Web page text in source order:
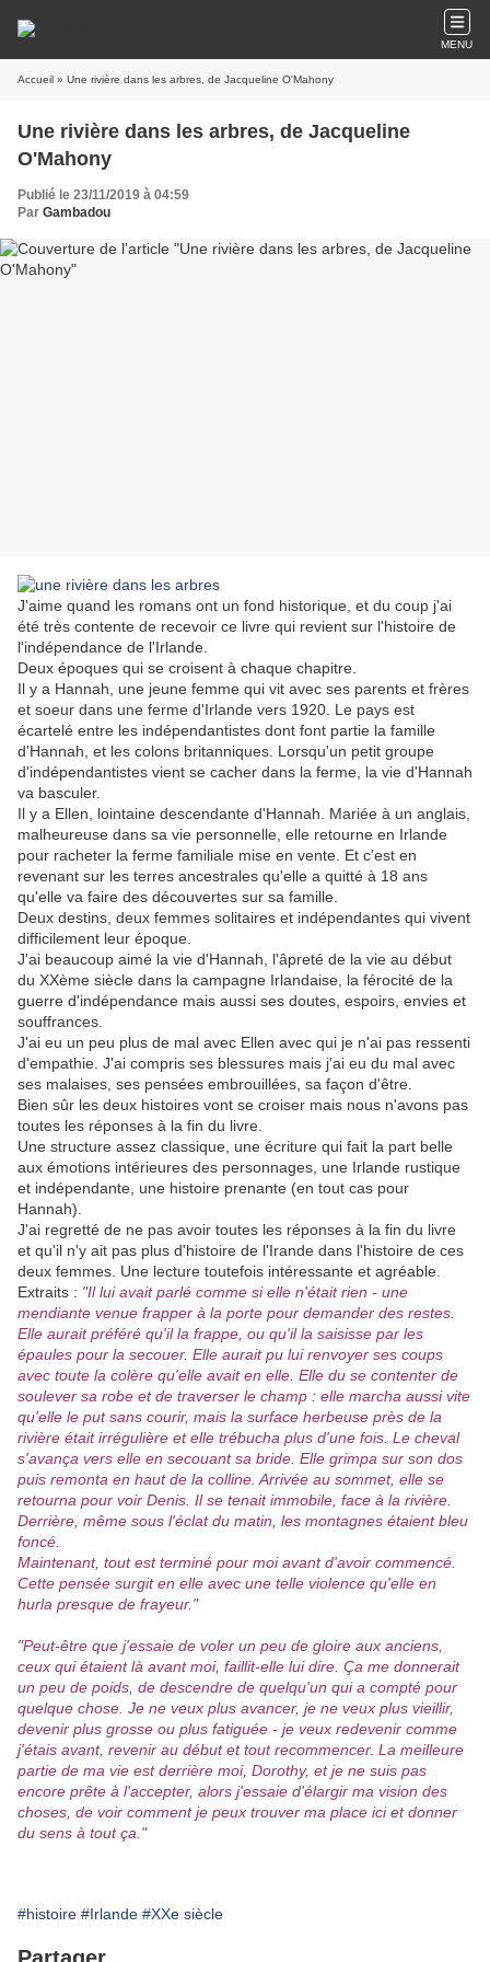
MENU
Accueil » Une rivière dans les arbres, de Jacqueline O'Mahony
Une rivière dans les arbres, de Jacqueline
O'Mahony
Publié le 23/11/2019 à 04:59
Par Gambadou
J'aime quand les romans ont un fond historique, et du coup j'ai
été très contente de recevoir ce livre qui revient sur l'histoire de
l'indépendance de l'Irlande.
Deux époques qui se croisent à chaque chapitre.
Il y a Hannah, une jeune femme qui vit avec ses parents et frères
et soeur dans une ferme d'Irlande vers 1920. Le pays est
écartelé entre les indépendantistes dont font partie la famille
d'Hannah, et les colons britanniques. Lorsqu'un petit groupe
d'indépendantistes vient se cacher dans la ferme, la vie d'Hannah
va basculer.
Il y a Ellen, lointaine descendante d'Hannah. Mariée à un anglais,
malheureuse dans sa vie personnelle, elle retourne en Irlande
pour racheter la ferme familiale mise en vente. Et c'est en
revenant sur les terres ancestrales qu'elle a quitté à 18 ans
qu'elle va faire des découvertes sur sa famille.
Deux destins, deux femmes solitaires et indépendantes qui vivent
difficilement leur époque.
J'ai beaucoup aimé la vie d'Hannah, l'âpreté de la vie au début
du XXème siècle dans la campagne Irlandaise, la férocité de la
guerre d'indépendance mais aussi ses doutes, espoirs, envies et
souffrances.
J'ai eu un peu plus de mal avec Ellen avec qui je n'ai pas ressenti
d'empathie. J'ai compris ses blessures mais j'ai eu du mal avec
ses malaises, ses pensées embrouillées, sa façon d'être.
Bien sûr les deux histoires vont se croiser mais nous n'avons pas
toutes les réponses à la fin du livre.
Une structure assez classique, une écriture qui fait la part belle
aux émotions intérieures des personnages, une Irlande rustique
et indépendante, une histoire prenante (en tout cas pour
Hannah).
J'ai regretté de ne pas avoir toutes les réponses à la fin du livre
et qu'il n'y ait pas plus d'histoire de l'Irande dans l'histoire de ces
deux femmes. Une lecture toutefois intéressante et agréable.
Extraits : "Il lui avait parlé comme si elle n'était rien - une
mendiante venue frapper à la porte pour demander des restes.
Elle aurait préféré qu'il la frappe, ou qu'il la saisisse par les
épaules pour la secouer. Elle aurait pu lui renvoyer ses coups
avec toute la colère qu'elle avait en elle. Elle du se contenter de
soulever sa robe et de traverser le champ : elle marcha aussi vite
qu'elle le put sans courir, mais la surface herbeuse près de la
rivière était irrégulière et elle trébucha plus d'une fois. Le cheval
s'avança vers elle en secouant sa bride. Elle grimpa sur son dos
puis remonta en haut de la colline. Arrivée au sommet, elle se
retourna pour voir Denis. Il se tenait immobile, face à la rivière.
Derrière, même sous l'éclat du matin, les montagnes étaient bleu
foncé.
Maintenant, tout est terminé pour moi avant d'avoir commencé.
Cette pensée surgit en elle avec une telle violence qu'elle en
hurla presque de frayeur."
"Peut-être que j'essaie de voler un peu de gloire aux anciens,
ceux qui étaient là avant moi, faillit-elle lui dire. Ça me donnerait
un peu de poids, de descendre de quelqu'un qui a compté pour
quelque chose. Je ne veux plus avancer, je ne veux plus vieillir,
devenir plus grosse ou plus fatiguée - je veux redevenir comme
j'étais avant, revenir au début et tout recommencer. La meilleure
partie de ma vie est derrière moi, Dorothy, et je ne suis pas
encore prête à l'accepter, alors j'essaie d'élargir ma vision des
choses, de voir comment je peux trouver ma place ici et donner
du sens à tout ça."
#histoire #Irlande #XXe siècle